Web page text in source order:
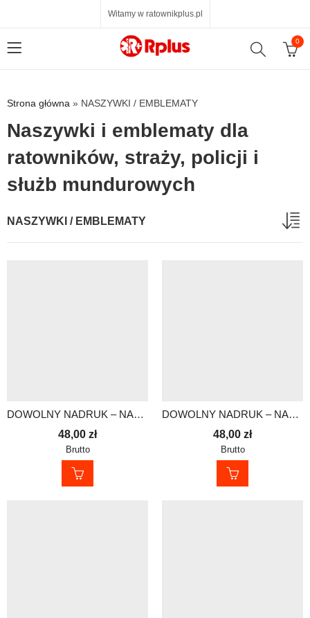
Witamy w ratownikplus.pl
0
Strona główna » NASZYWKI / EMBLEMATY
Naszywki i emblematy dla
ratowników, straży, policji i
służb mundurowych
NASZYWKI / EMBLEMATY
DOWOLNY NADRUK – NASZYWKA DO PRZYSZYCIA 30×15 cm
48,00 zł
Brutto
DOWOLNY NADRUK – NASZYWKA DO PRZYSZYCIA 30×15 cm
48,00 zł
Brutto